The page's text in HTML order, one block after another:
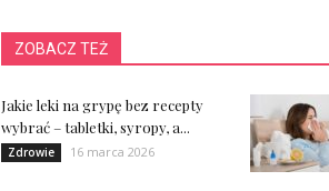
ZOBACZ TEŻ
Jakie leki na grypę bez recepty
wybrać – tabletki, syropy, a...
Zdrowie 16 marca 2026